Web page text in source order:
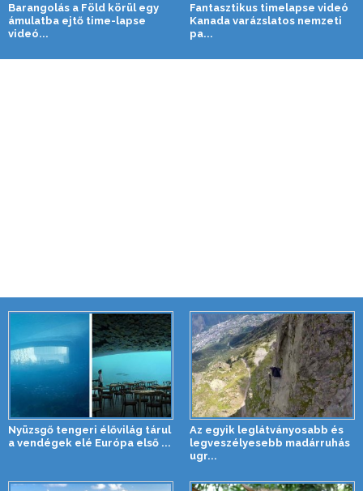
Barangolás a Föld körül egy
ámulatba ejtő time-lapse
videó...
Fantasztikus timelapse videó
Kanada varázslatos nemzeti
pa...
Nyüzsgő tengeri élővilág tárul
a vendégek elé Európa első ...
Az egyik leglátványosabb és
legveszélyesebb madárruhás
ugr...